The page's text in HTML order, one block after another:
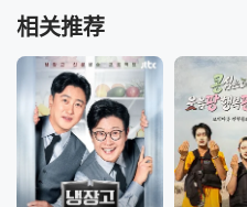
相关推荐